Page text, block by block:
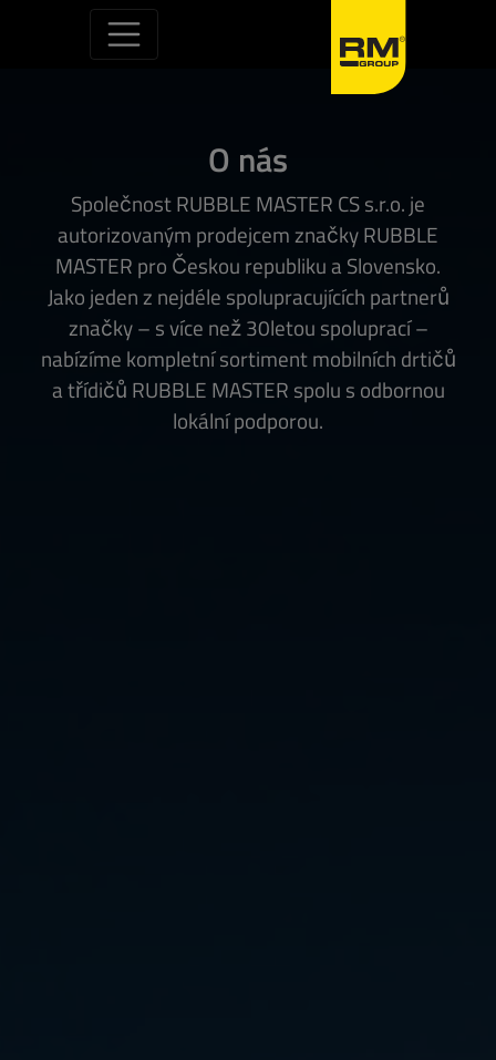
Skip to content
O nás
Společnost RUBBLE MASTER CS s.r.o. je
autorizovaným prodejcem značky RUBBLE
MASTER pro Českou republiku a Slovensko.
Jako jeden z nejdéle spolupracujících partnerů
značky – s více než 30letou spoluprací –
nabízíme kompletní sortiment mobilních drtičů
a třídičů RUBBLE MASTER spolu s odbornou
lokální podporou.